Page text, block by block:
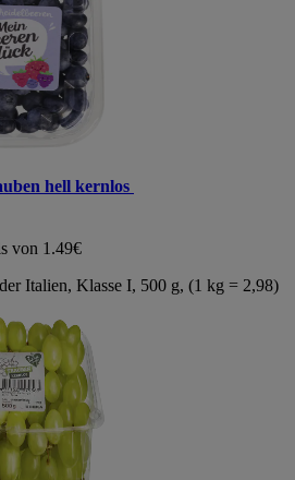
hell kernlos
von 1.49€
Italien, Klasse I, 500 g, (1 kg = 2,98)